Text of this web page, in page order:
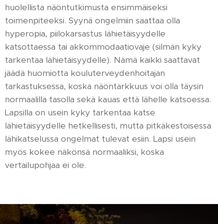
huolellista näöntutkimusta ensimmäiseksi
toimenpiteeksi. Syynä ongelmiin saattaa olla
hyperopia, piilokarsastus lähietäisyydelle
katsottaessa tai akkommodaatiovaje (silmän kyky
tarkentaa lähietäisyydelle). Nämä kaikki saattavat
jäädä huomiotta kouluterveydenhoitajan
tarkastuksessa, koska näöntarkkuus voi olla täysin
normaalilla tasolla sekä kauas että lähelle katsoessa.
Lapsilla on usein kyky tarkentaa katse
lähietäisyydelle hetkellisesti, mutta pitkäkestoisessa
lähikatselussa ongelmat tulevat esiin. Lapsi usein
myös kokee näkönsä normaaliksi, koska
vertailupohjaa ei ole.